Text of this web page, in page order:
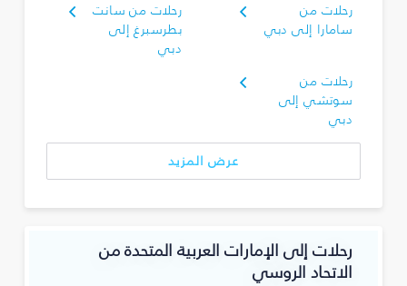
رحلات من
سامارا إلى دبي
رحلات من سانت
بطرسبرغ إلى
دبي
رحلات من
سوتشي إلى
دبي
عرض المزيد
رحلات إلى الإمارات العربية المتحدة من
الاتحاد الروسي